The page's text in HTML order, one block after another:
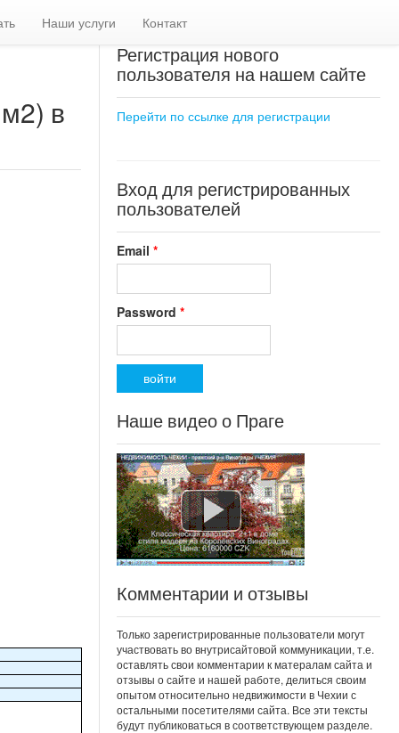
Наши услуги Контакт
в
Регистрация нового
пользователя на нашем сайте
Перейти по ссылке для регистрации
Вход для регистрированных
пользователей
Email *
Password *
Наше видео о Праге
Комментарии и отзывы
Только зарегистрированные пользователи могут
участвовать во внутрисайтовой коммуникации, т.е.
оставлять свои комментарии к матералам сайта и
отзывы о сайте и нашей работе, делиться своим
опытом относительно недвижимости в Чехии с
остальными посетителями сайта. Все эти тексты
будут публиковаться в соответствующем разделе.